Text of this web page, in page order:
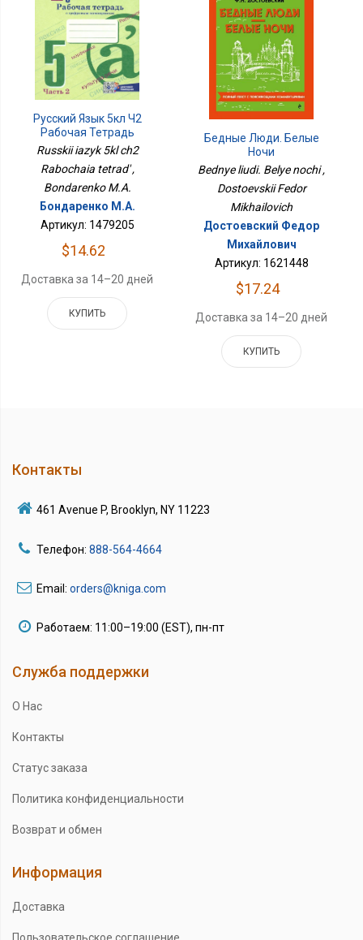
Русский Язык 5кл Ч2
Рабочая Тетрадь
Russkii iazyk 5kl ch2
Rabochaia tetrad' ,
Bondarenko M.A.
Бондаренко М.А.
Артикул: 1479205
$14.62
Доставка за 14–20 дней
КУПИТЬ
Бедные Люди. Белые
Ночи
Bednye liudi. Belye nochi ,
Dostoevskii Fedor
Mikhailovich
Достоевский Федор
Михайлович
Артикул: 1621448
$17.24
Доставка за 14–20 дней
КУПИТЬ
Контакты
461 Avenue P, Brooklyn, NY 11223
Телефон: 888-564-4664
Email: orders@kniga.com
Работаем: 11:00–19:00 (EST), пн-пт
Служба поддержки
О Нас
Контакты
Статус заказа
Политика конфиденциальности
Возврат и обмен
Информация
Доставка